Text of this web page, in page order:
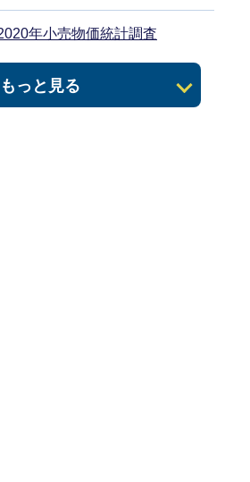
もっと見る
年小売物価統計調査